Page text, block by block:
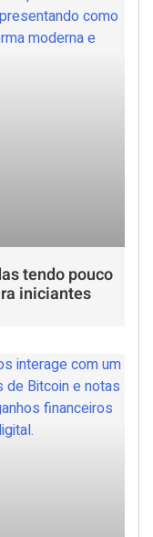
tendo pouco
iniciantes